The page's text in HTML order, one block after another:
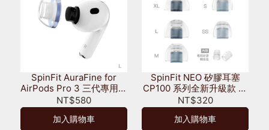
SpinFit AuraFine for
AirPods Pro 3 三代專用矽
膠耳塞 一包一對
NT$580
加入購物車
SpinFit NEO 矽膠耳塞
CP100 系列全新升級款 一
對含轉接環 SS / S / M / L /
XL
NT$320
加入購物車